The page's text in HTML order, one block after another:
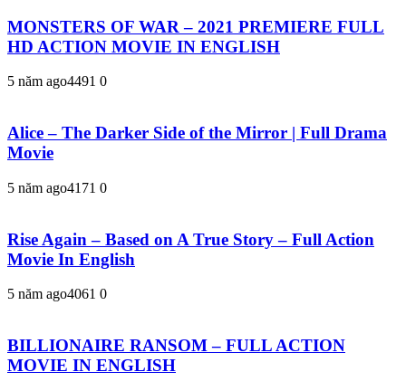
MONSTERS OF WAR – 2021 PREMIERE FULL
HD ACTION MOVIE IN ENGLISH
5 năm ago4491 0
Alice – The Darker Side of the Mirror | Full Drama
Movie
5 năm ago4171 0
Rise Again – Based on A True Story – Full Action
Movie In English
5 năm ago4061 0
BILLIONAIRE RANSOM – FULL ACTION
MOVIE IN ENGLISH